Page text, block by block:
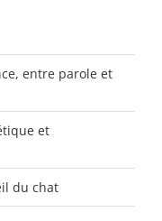
entre parole et
et
du chat